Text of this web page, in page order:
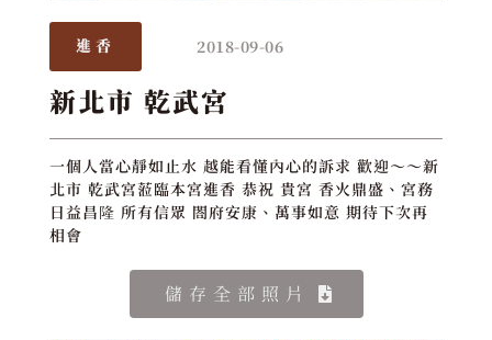
進香 2018-09-06
新北市 乾武宮
一個人當心靜如止水 越能看懂內心的訴求 歡迎～～新
北市 乾武宮蒞臨本宮進香 恭祝 貴宮 香火鼎盛、宮務
日益昌隆 所有信眾 閤府安康、萬事如意 期待下次再
相會
儲存全部照片